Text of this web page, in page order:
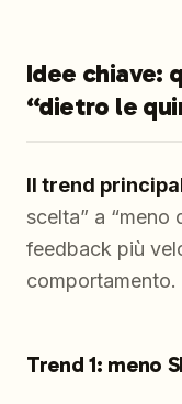
Idee chiave:
“dietro le
Il trend
scelta” a
feedback più
comportamento.
Trend 1: meno